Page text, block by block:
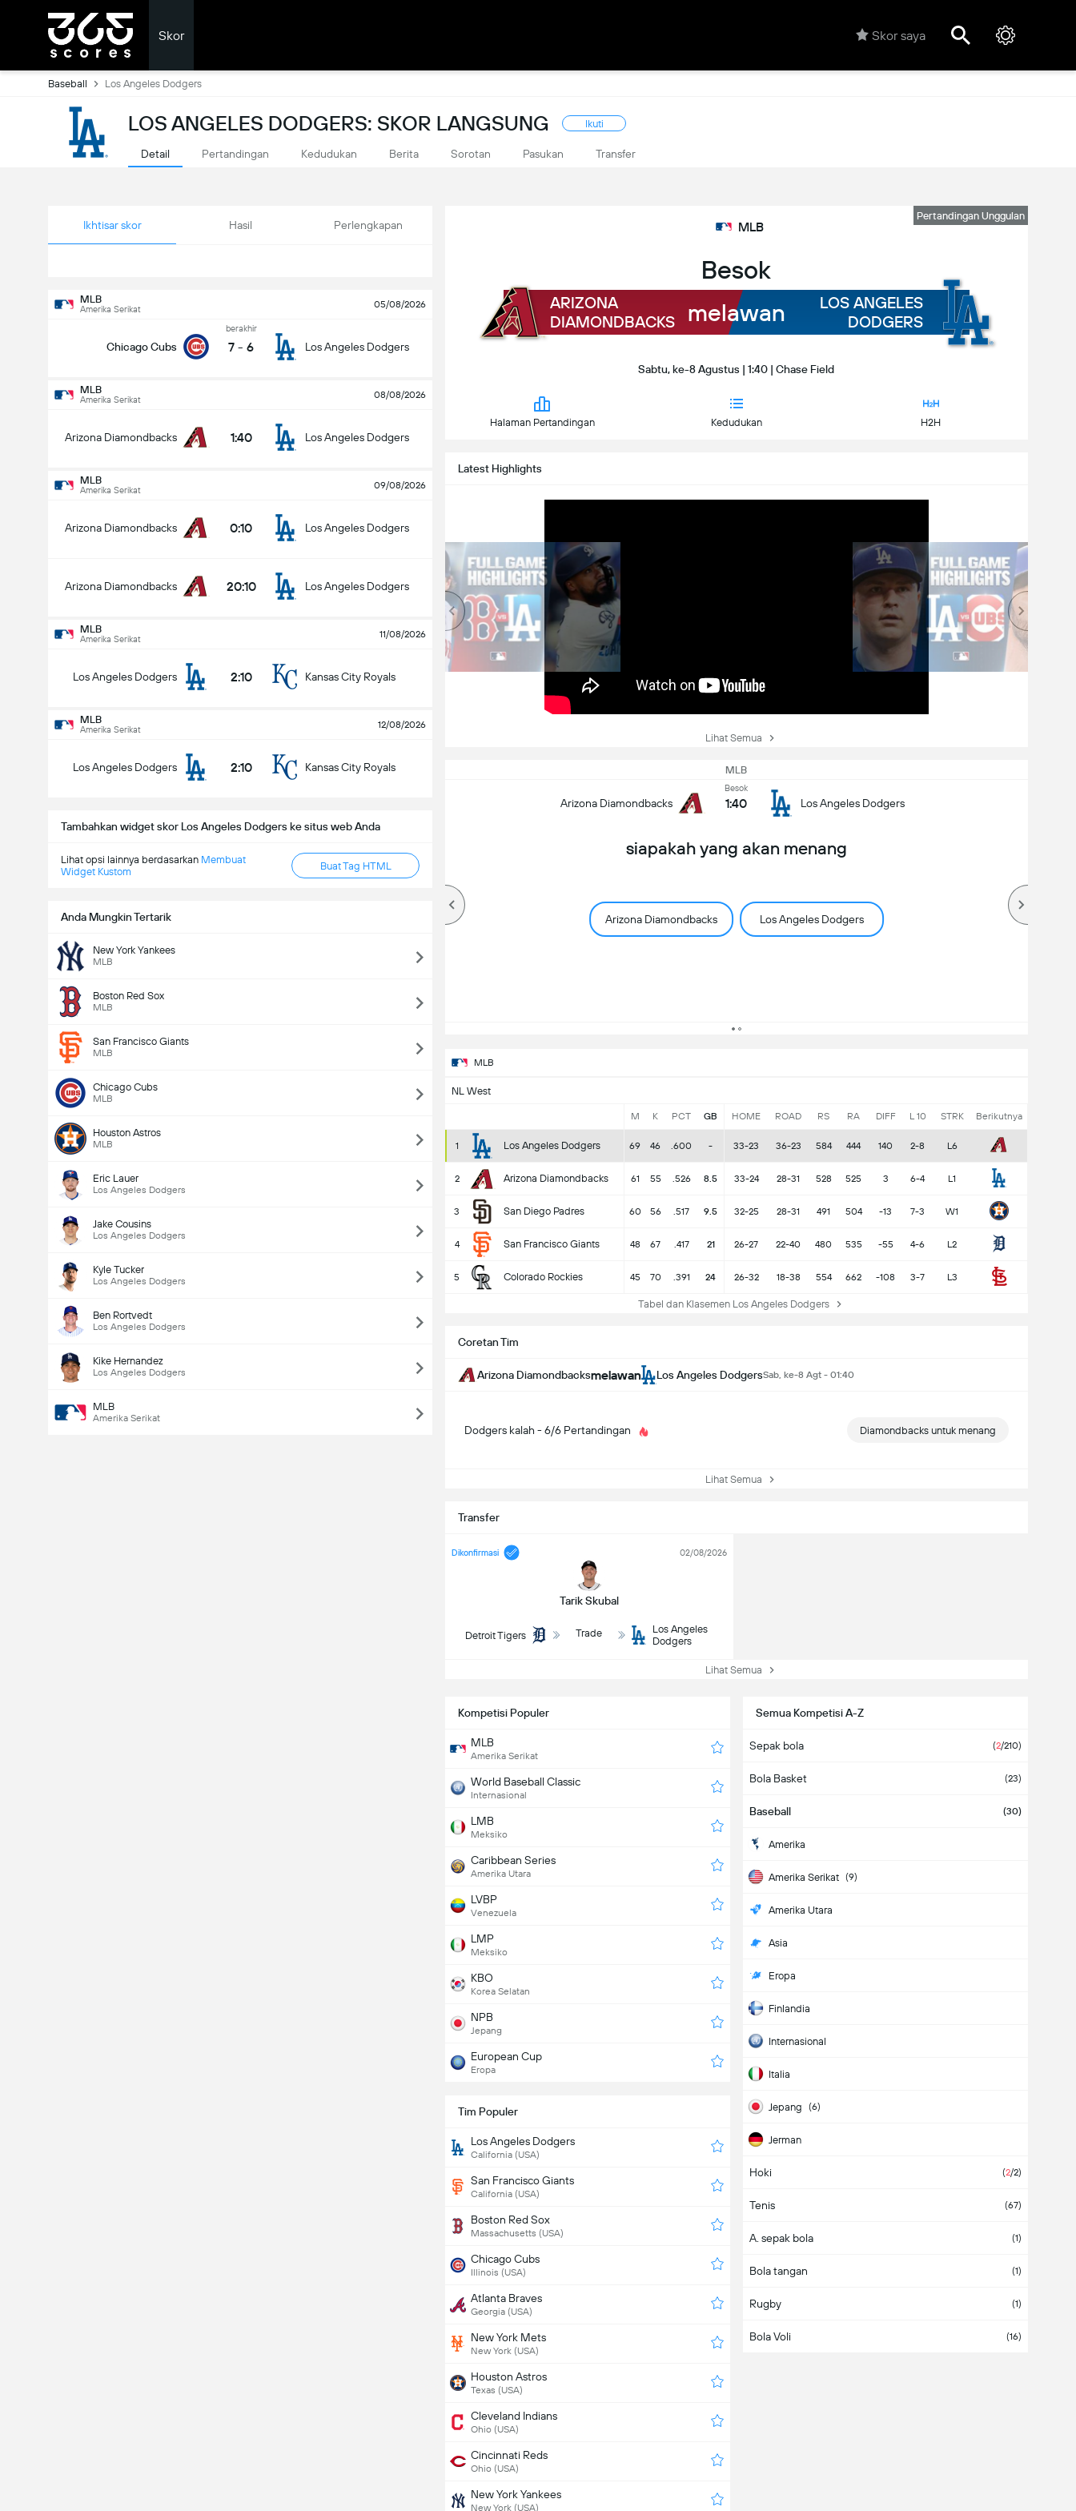
Skor Skor saya
Baseball Los Angeles Dodgers
LOS ANGELES DODGERS: SKOR LANGSUNG Ikuti
Detail Pertandingan Kedudukan Berita Sorotan Pasukan Transfer
Ikhtisar skor Hasil Perlengkapan
MLB
Amerika Serikat 05/08/2026
Chicago Cubs
berakhir
7 - 6 Los Angeles Dodgers
MLB
Amerika Serikat 08/08/2026
Arizona Diamondbacks 1:40 Los Angeles Dodgers
MLB
Amerika Serikat 09/08/2026
Arizona Diamondbacks 0:10 Los Angeles Dodgers
Arizona Diamondbacks 20:10 Los Angeles Dodgers
MLB
Amerika Serikat 11/08/2026
Los Angeles Dodgers 2:10 Kansas City Royals
MLB
Amerika Serikat 12/08/2026
Los Angeles Dodgers 2:10 Kansas City Royals
Tambahkan widget skor Los Angeles Dodgers ke situs web Anda
Lihat opsi lainnya berdasarkan Membuat
Widget Kustom
Buat Tag HTML
Anda Mungkin Tertarik
New York Yankees
MLB
Boston Red Sox
MLB
San Francisco Giants
MLB
Chicago Cubs
MLB
Houston Astros
MLB
Eric Lauer
Los Angeles Dodgers
Jake Cousins
Los Angeles Dodgers
Kyle Tucker
Los Angeles Dodgers
Ben Rortvedt
Los Angeles Dodgers
Kike Hernandez
Los Angeles Dodgers
MLB
Amerika Serikat
Pertandingan Unggulan
MLB
Besok
ARIZONA
DIAMONDBACKS
melawan
LOS ANGELES
DODGERS
Sabtu, ke-8 Agustus | 1:40 | Chase Field
Halaman Pertandingan Kedudukan H2H
MLB
Arizona Diamondbacks
Besok
1:40 Los Angeles Dodgers
siapakah yang akan menang
Arizona Diamondbacks Los Angeles Dodgers
MLB
Arizona Diamondbacks
MLB
NL West
M K PCT GB HOME ROAD RS RA DIFF L 10 STRK Berikutnya
1 Los Angeles Dodgers 69 46 .600 - 33-23 36-23 584 444 140 2-8 L6
2 Arizona Diamondbacks 61 55 .526 8.5 33-24 28-31 528 525 3 6-4 L1
3 San Diego Padres 60 56 .517 9.5 32-25 28-31 491 504 -13 7-3 W1
4 San Francisco Giants 48 67 .417 21 26-27 22-40 480 535 -55 4-6 L2
5 Colorado Rockies 45 70 .391 24 26-32 18-38 554 662 -108 3-7 L3
Tabel dan Klasemen Los Angeles Dodgers
Coretan Tim
Arizona Diamondbacksmelawan Los Angeles DodgersSab, ke-8 Agt - 01:40
Dodgers kalah - 6/6 Pertandingan Diamondbacks untuk menang
Lihat Semua
Transfer
Dikonfirmasi
Tarik Skubal
02/08/2026
Detroit Tigers Trade
Los Angeles
Dodgers
Lihat Semua
Latest Highlights
Lihat Semua
Kompetisi Populer
MLB
Amerika Serikat
World Baseball Classic
Internasional
LMB
Meksiko
Caribbean Series
Amerika Utara
LVBP
Venezuela
LMP
Meksiko
KBO
Korea Selatan
NPB
Jepang
European Cup
Eropa
Semua Kompetisi A-Z
Sepak bola (2/210)
Bola Basket (23)
Baseball (30)
Amerika
Amerika Serikat (9)
Amerika Utara
Asia
Eropa
Finlandia
Internasional
Italia
Jepang (6)
Jerman
Kolumbia
Korea Selatan
Kuba
Meksiko
Nikaragua
Olimpiade
Hoki (2/2)
Tenis (67)
A. sepak bola (1)
Bola tangan (1)
Rugby (1)
Bola Voli (16)
Tim Populer
Los Angeles Dodgers
California (USA)
San Francisco Giants
California (USA)
Boston Red Sox
Massachusetts (USA)
Chicago Cubs
Illinois (USA)
Atlanta Braves
Georgia (USA)
New York Mets
New York (USA)
Houston Astros
Texas (USA)
Cleveland Indians
Ohio (USA)
Cincinnati Reds
Ohio (USA)
New York Yankees
New York (USA)